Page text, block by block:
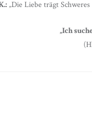
„Die Liebe trägt
„Ich